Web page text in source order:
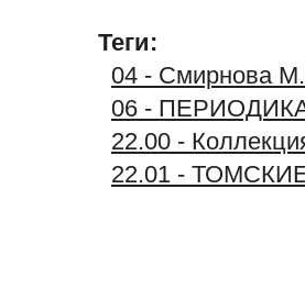
Теги:
04 - Смирнова М.
06 -
22.00 -
22.01 -